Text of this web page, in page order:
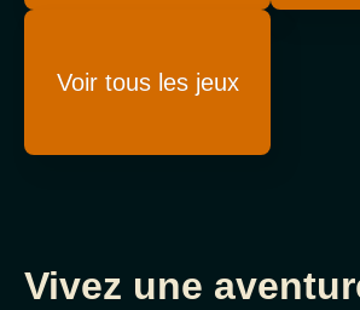
Voir tous les jeux
Vivez une